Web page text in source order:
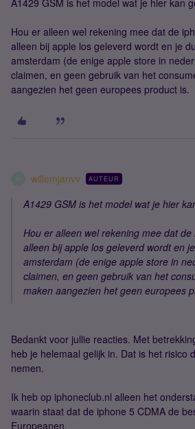
A1429 GSM is het model wat je hier kan
Hou er alleen wel rekening mee dat de
alleen bij apple los geleverd wordt en je
amsterdam (de enige apple store in
claimen, en geen gebruik van het
aangezien het geen europees product is.
willemjanvv AUTEUR
A1429 GSM is het model wat je hier
Hou er alleen wel rekening mee dat
alleen bij apple los geleverd wordt en
amsterdam (de enige apple store in
claimen, en geen gebruik van het
maken aangezien het geen europees
Bedankt voor jullie reacties. Met
heb je helemaal gelijk in. Dat is het risico
nemen.
Ik heb op iphoneclub.nl alleen het
waarin staat dat de iphone 5 CDMA de
Europeanen.